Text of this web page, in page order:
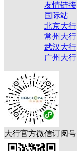
友情链接
国际站
北京大行
常州大行
武汉大行
广州大行
大行官方微信订阅号